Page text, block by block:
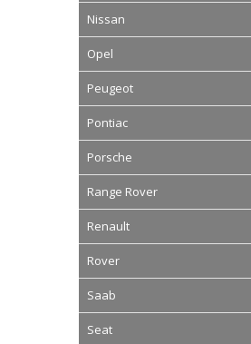
Nissan
Opel
Peugeot
Pontiac
Porsche
Range Rover
Renault
Rover
Saab
Seat